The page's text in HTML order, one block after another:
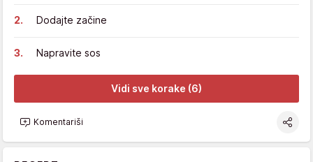
Dodajte začine
Napravite sos
Vidi sve korake (6)
Komentariši